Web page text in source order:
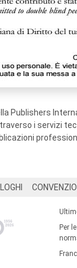
Publishers
i servizi
Per